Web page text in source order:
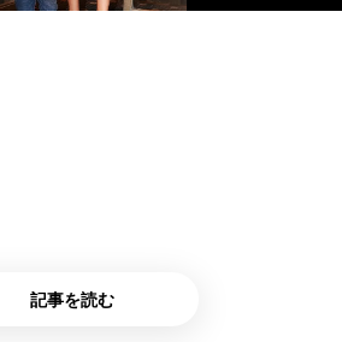
記事を読む